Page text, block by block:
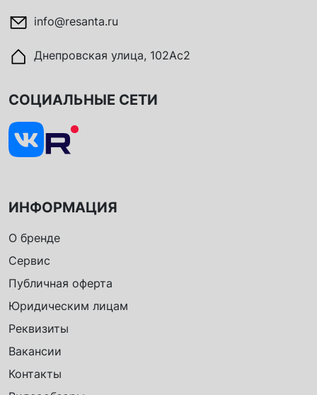
info@resanta.ru
Днепровская улица, 102Ас2
ИНФОРМАЦИЯ
О бренде
Сервис
Публичная оферта
Юридическим лицам
Реквизиты
Вакансии
Контакты
СОЦИАЛЬНЫЕ СЕТИ